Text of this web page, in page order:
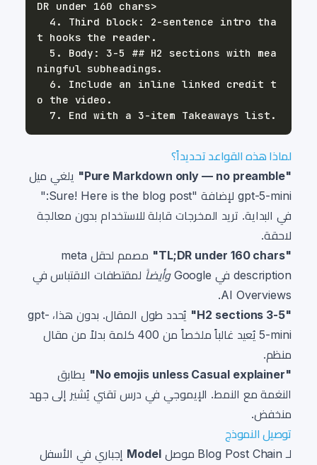
لماذا هذه القواعد تحديداً؟
"Pure Markdown only — no preamble"
يلغي ميل
gpt-5-mini لإضافة "Sure! Here is the blog post:"
في البداية. تريد المخرجات قابلة للاستخدام بدون معالجة
لاحقة.
"TL;DR under 160 chars"
مصمم لحقل meta
description في Google
وأيضاً لمقتطفات الاقتباس في
AI Overviews.
"3-5 H2 sections"
يُحدد طول المقال. بدون هذا، gpt-
5-mini يُعيد غالباً ملخصاً من 400 كلمة بدلاً من مقال
منظم.
"No emojis unless Casual explainer"
يطابق
النغمة مع النمط. الإيموجي في درس تقني يُشير إلى جهد
منخفض.
توصيل النموذج
لـ Blog Post Chain موصل
Model إجباري في الأسفل